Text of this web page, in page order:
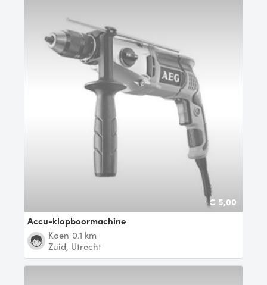
€ 5,00
Accu-klopboormachine
Koen 0.1 km
Zuid, Utrecht